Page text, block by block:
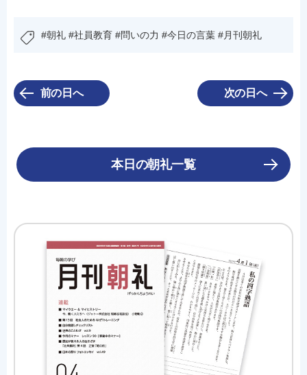
#朝礼 #社員教育 #問いの力 #今日の言葉 #月刊朝礼
前の日へ 次の日へ
本日の朝礼一覧